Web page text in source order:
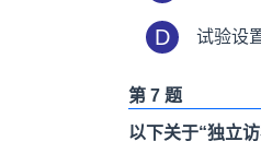
D 试验设
第 7 题
以下关于“独立